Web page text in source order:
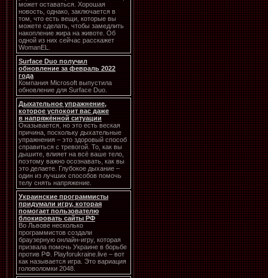
может оставаться. Хорошая
новость, однако, заключается в
том, что есть вещи, которые вы
можете сделать, чтобы замедлить
накопление жира на животе. Об
одной из них сейчас расскажет
WomanEL.
Surface Duo получил
обновление за февраль 2022
года
Компания Microsoft выпустила
обновление для Surface Duo.
Дыхательное упражнение,
которое успокоит вас даже
в напряжённой ситуации
Оказывается, но это есть веская
причина, поскольку дыхательные
упражнения – это здоровый способ
справиться с тревогой. То, как вы
дышите, влияет на всё ваше тело,
поэтому важно осознавать, как вы
это делаете. Глубокое дыхание –
один из лучших способов помочь
телу снять напряжение.
Украинские программисты
придумали игру, которая
помогает пользователю
блокировать сайты РФ
Во Львове несколько
программистов создали
браузерную онлайн-игру, которая
призвала помочь Украине в борьбе
против РФ. Playforukraine.live – вот
как называется игра. Это вариация
головоломки 2048.